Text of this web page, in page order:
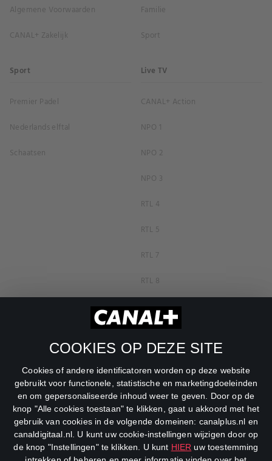
COOKIES OP DEZE SITE
Cookies of andere identificatoren worden op deze website
gebruikt voor functionele, statistische en marketingdoeleinden
en om gepersonaliseerde inhoud weer te geven. Door op de
knop "Alle cookies toestaan" te klikken, gaat u akkoord met het
gebruik van cookies in de volgende domeinen: canalplus.nl en
canaldigitaal.nl. U kunt uw cookie-instellingen wijzigen door op
de knop "Instellingen" te klikken. U kunt HIER uw toestemming
Algemene Voorwaarden
CANAL+ Zakelijk
Familie
Sport
Sport
Premier Padel
Nederlands elftal
Schaatsen
Live TV
CANAL+ Action
NPO 1
NPO 2
NPO 3
RTL 4
RTL 5
RTL 7
RTL 8
RTL Z
SBS6
Net5
Veronica
DreamWorks Channel